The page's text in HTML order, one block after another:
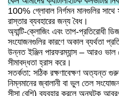
100% গ্লোবাল নির্গমন মানগুলির সাথে
রাস্তার ব্যবহারের জন্য বৈধ।
অ্যান্টি-ক্লোজিং এবং তাপ-প্রতিরোধী
সংযোজনগুলির কারণে অকাল ব্যর্থতা
উন্নত ইঞ্জিন পারফরম্যান্স – আরও ভাল
সীমাবদ্ধতা হ্রাস করে।
সতর্কতা: সঠিক রক্ষণাবেক্ষণ অত্যন্ত
নিম্নমানের জ্বালানী বা ভুল তেল
সীসা বেশি) ব্যবহার করলে অনুঘটক